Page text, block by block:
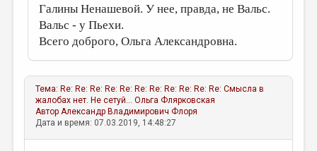
Галины Ненашевой. У нее, правда, не Вальс.
Вальс - у Пьехи.
Всего доброго, Ольга Александровна.
Тема: Re: Re: Re: Re: Re: Re: Re: Re: Re: Re: Re: Смысла в
жалобах нет. Не сетуй... Ольга Флярковская
АвторАлександр Владимирович Флоря
Дата и время: 07.03.2019, 14:48:27